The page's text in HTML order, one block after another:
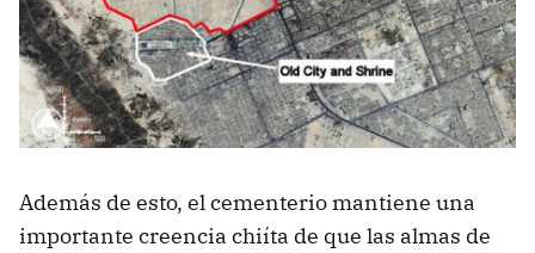
Además de esto, el cementerio mantiene una
importante creencia chiíta de que las almas de